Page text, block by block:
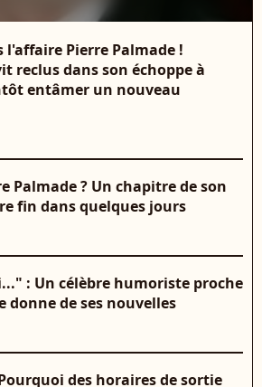
l'affaire Pierre Palmade !
reclus dans son échoppe à
entâmer un nouveau
Palmade ? Un chapitre de son
fin dans quelques jours
: Un célèbre humoriste proche
donne de ses nouvelles
des horaires de sortie